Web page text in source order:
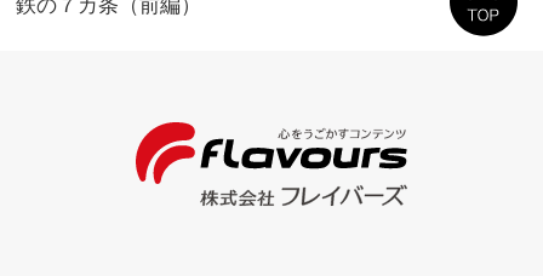
鉄の７カ条（前編）